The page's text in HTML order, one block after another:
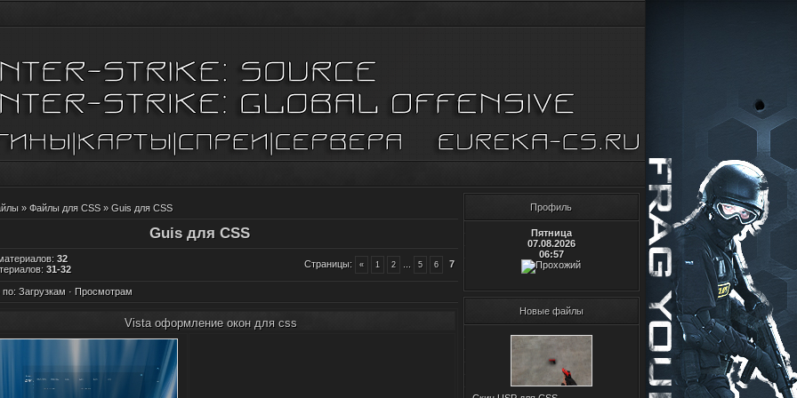
» Файлы для CSS» Guis для CSS
Guis для CSS
: 32
: 31-32 Страницы: « 1 2 5 6 7
по: Загрузкам · Просмотрам
Vista оформление окон для css
Профиль
Пятница
07.08.2026
06:57
Новые файлы